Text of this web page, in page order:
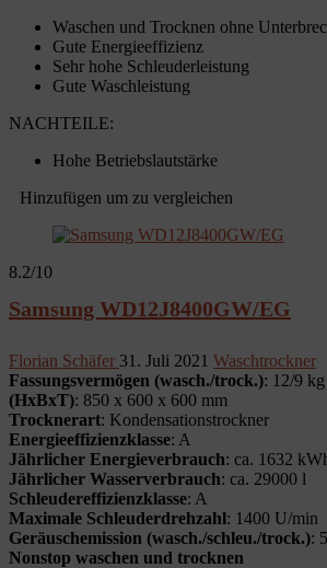
Waschen und Trocknen ohne
Gute Energieeffizienz
Sehr hohe Schleuderleistung
Gute Waschleistung
NACHTEILE:
Hohe Betriebslautstärke
Hinzufügen um zu vergleichen
8.2/10
Samsung WD12J8400GW/EG
Florian Schäfer 31. Juli 2021 Waschtrockner
Fassungsvermögen (wasch./trock.): 12/9 kg
(HxBxT): 850 x 600 x 600 mm
Trocknerart: Kondensationstrockner
Energieeffizienzklasse: A
Jährlicher Energieverbrauch: ca. 1632
Jährlicher Wasserverbrauch: ca. 29000 l
Schleudereffizienzklasse: A
Maximale Schleuderdrehzahl: 1400 U/min
Geräuschemission (wasch./schleu./trock.):
Nonstop waschen und trocknen